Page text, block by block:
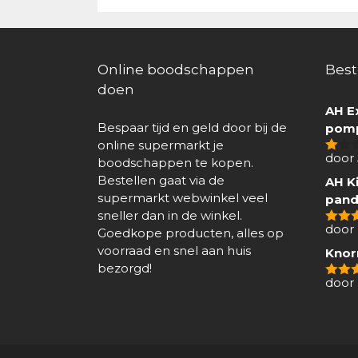
Online boodschappen
doen
Bespaar tijd en geld door bij de
online supermarkt je
boodschappen te kopen.
Bestellen gaat via de
supermarkt webwinkel veel
sneller dan in de winkel.
Goedkope producten, alles op
voorraad en snel aan huis
bezorgd!
AH
1
5
door
AH
4van
door
5
door